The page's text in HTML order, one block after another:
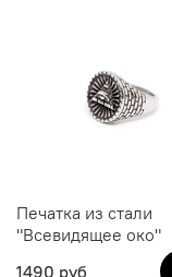
Печатка из стали
"Всевидящее око"
1490 руб